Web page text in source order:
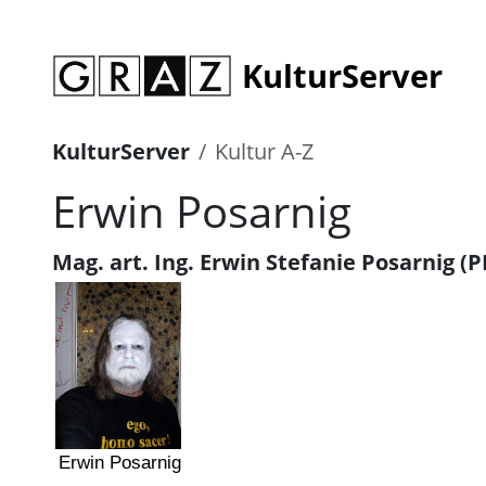
KulturServer
KulturServer Kultur A-Z
Erwin Posarnig
Mag. art. Ing. Erwin Stefanie Posarnig
Erwin Posarnig